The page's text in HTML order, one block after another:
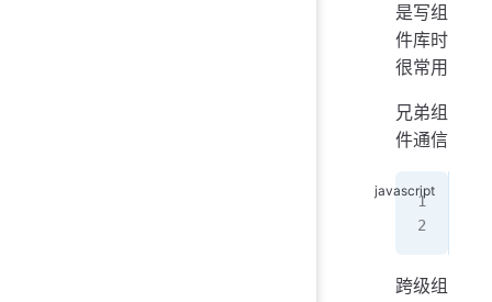
是写组
件库时
很常用
兄弟组
件通信
跨级组